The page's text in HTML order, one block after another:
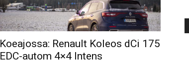
Koeajossa: Renault Koleos dCi 175
EDC-autom 4×4 Intens